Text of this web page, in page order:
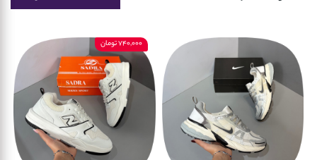
740,000 تومان